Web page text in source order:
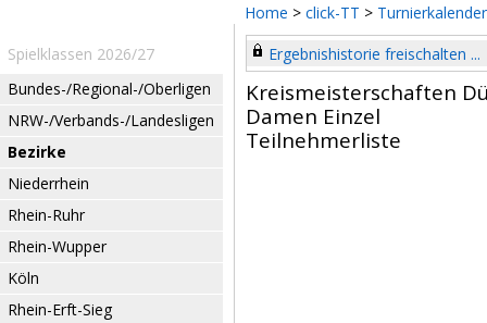
Home > click-TT > Turnierkalender
Spielklassen 2026/27
Bundes-/Regional-/Oberligen
NRW-/Verbands-/Landesligen
Bezirke
Niederrhein
Rhein-Ruhr
Rhein-Wupper
Köln
Rhein-Erft-Sieg
Ergebnishistorie freischalten ...
Kreismeisterschaften
Damen Einzel
Teilnehmerliste